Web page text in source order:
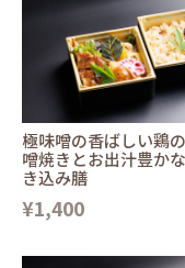
極味噌の香ばしい鶏
噌焼きとお出汁豊か
き込み膳
¥1,400